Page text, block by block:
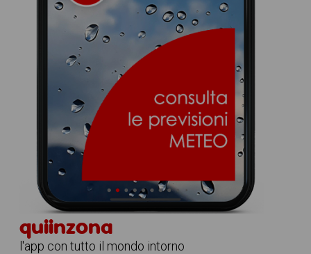
quiinzona
l'app con tutto il mondo intorno